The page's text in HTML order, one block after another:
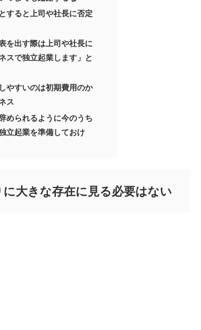
すると上司や社長に否定
を出す際は上司や社長に
スで独立起業します」と
やすいのは初期費用のか
ス
められるように今のうち
立起業を準備しておけ
大きな存在に見る必要はない